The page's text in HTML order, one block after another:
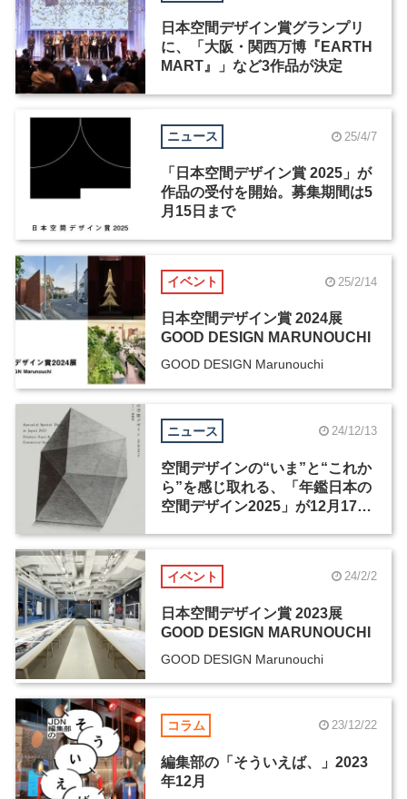
日本空間デザイン賞グランプリ
に、「大阪・関西万博『EARTH
MART』」など3作品が決定
ニュース 25/4/7
「日本空間デザイン賞 2025」が
作品の受付を開始。募集期間は5
月15日まで
イベント 25/2/14
日本空間デザイン賞 2024展
GOOD DESIGN MARUNOUCHI
GOOD DESIGN Marunouchi
ニュース 24/12/13
空間デザインの“いま”と“これか
ら”を感じ取れる、「年鑑日本の
空間デザイン2025」が12月17日
イベント 24/2/2
日本空間デザイン賞 2023展
GOOD DESIGN MARUNOUCHI
GOOD DESIGN Marunouchi
コラム 23/12/22
編集部の「そういえば、」2023
年12月